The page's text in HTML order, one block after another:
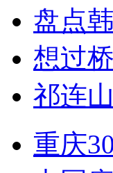
盘点
想过
祁连
重庆